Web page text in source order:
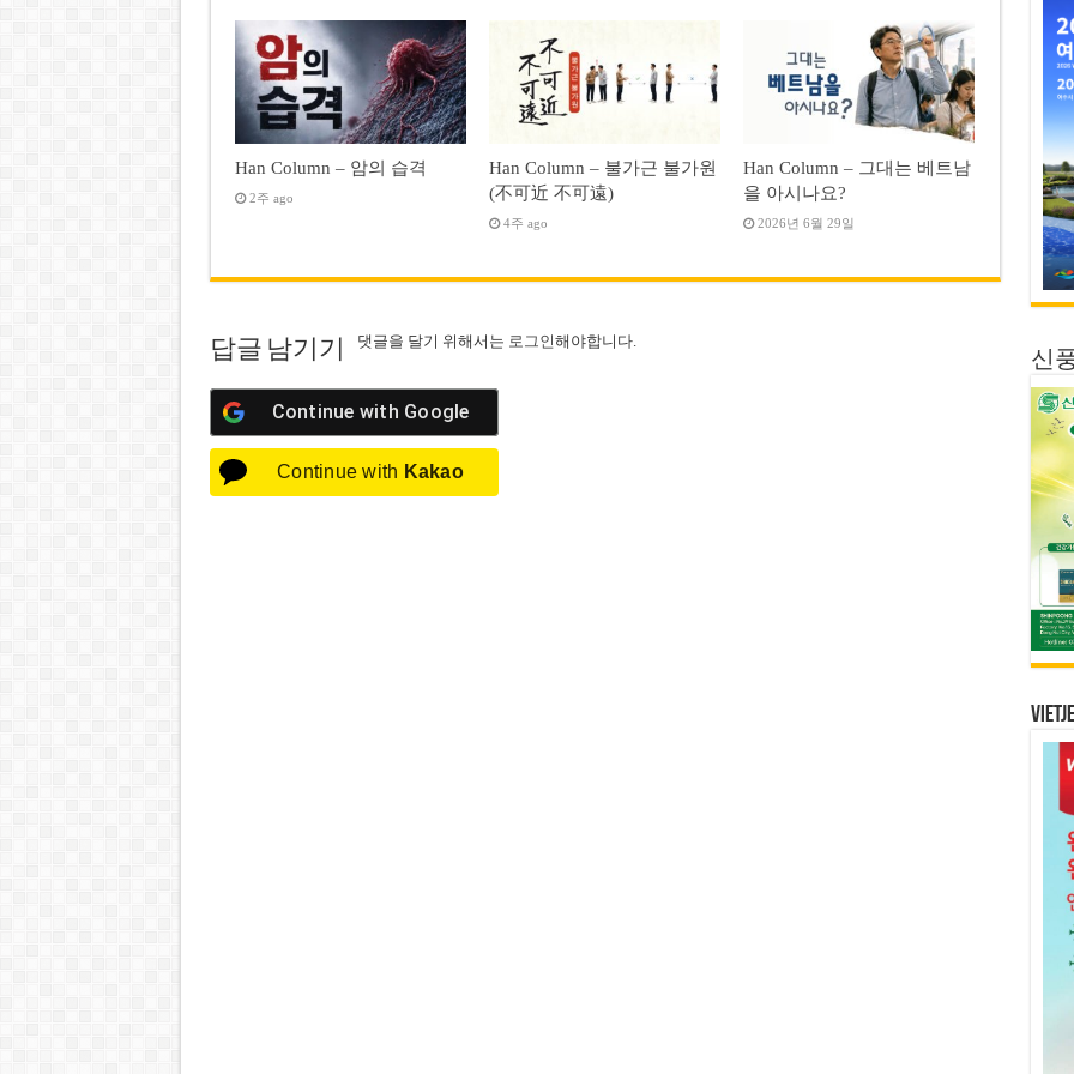
Han Column – 암의 습격
2주 ago
Han Column – 불가근 불가원
(不可近 不可遠)
4주 ago
Han Column – 그대는 베트남
을 아시나요?
2026년 6월 29일
답글 남기기 댓글을 달기 위해서는 로그인해야합니다.
Continue with Google
Continue with Kakao
신